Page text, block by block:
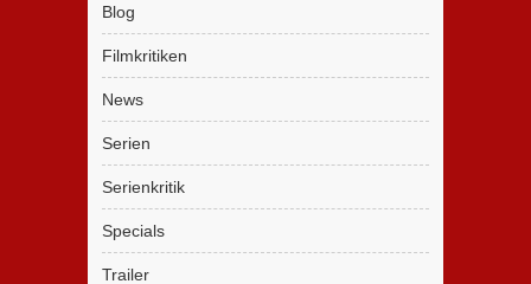
Blog
Filmkritiken
News
Serien
Serienkritik
Specials
Trailer